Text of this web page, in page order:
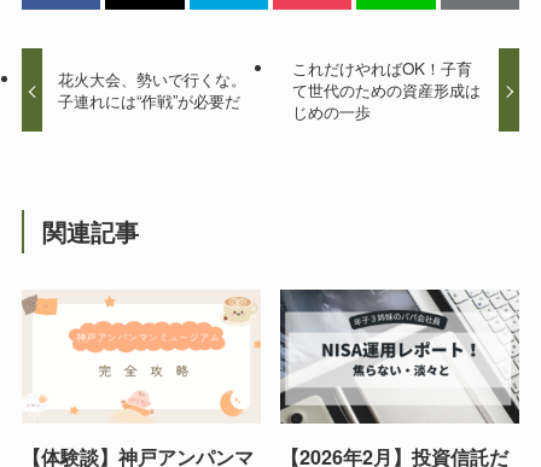
花火大会、勢いで行くな。
子連れには“作戦”が必要だ
これだけやればOK！子育
て世代のための資産形成は
じめの一歩
関連記事
【体験談】神戸アンパンマ
【2026年2月】投資信託だ